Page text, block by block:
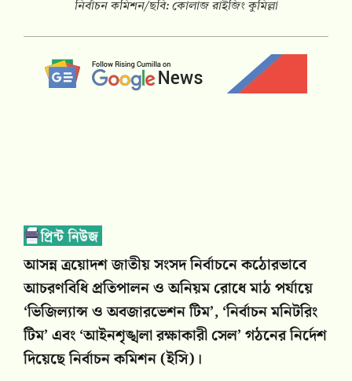
নির্বাচন কমিশন/ছবি: কোলাজ রাইজিং কুমিল্লা
আসন্ন ত্রয়োদশ জাতীয় সংসদ নির্বাচনে কঠোরভাবে
আচরণবিধি প্রতিপালন ও অনিয়ম রোধে মাঠ পর্যায়ে
‘ভিজিল্যান্স ও অবজারভেশন টিম’, ‘নির্বাচন মনিটরিং
টিম’ এবং ‘আইনশৃঙ্খলা রক্ষাকারী সেল’ গঠনের নির্দেশ
দিয়েছে নির্বাচন কমিশন (ইসি)।